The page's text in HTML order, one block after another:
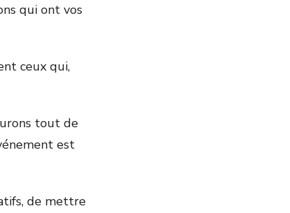
qui ont vos
ceux qui,
tout de
est
de mettre